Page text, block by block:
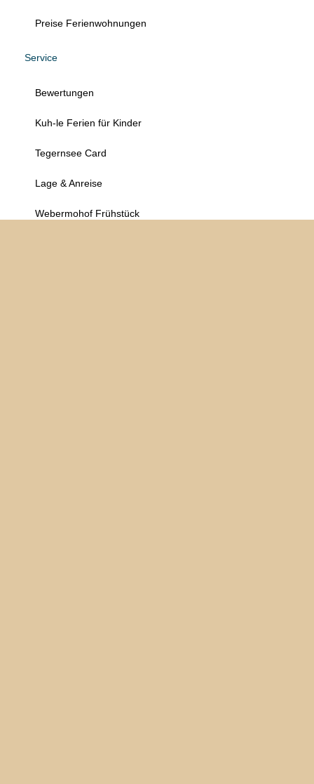
Preise Ferienwohnungen
Service
Bewertungen
Kuh-le Ferien für Kinder
Tegernsee Card
Lage & Anreise
Webermohof Frühstück